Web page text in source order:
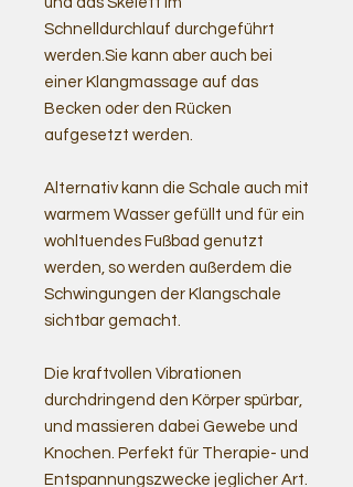
Schnelldurchlauf durchgeführt
werden.Sie kann aber auch bei
einer Klangmassage auf das
Becken oder den Rücken
aufgesetzt werden.
Alternativ kann die Schale auch mit
warmem Wasser gefüllt und für ein
wohltuendes Fußbad genutzt
werden, so werden außerdem die
Schwingungen der Klangschale
sichtbar gemacht.
Die kraftvollen Vibrationen
durchdringend den Körper spürbar,
und massieren dabei Gewebe und
Knochen. Perfekt für Therapie- und
Entspannungszwecke jeglicher Art.